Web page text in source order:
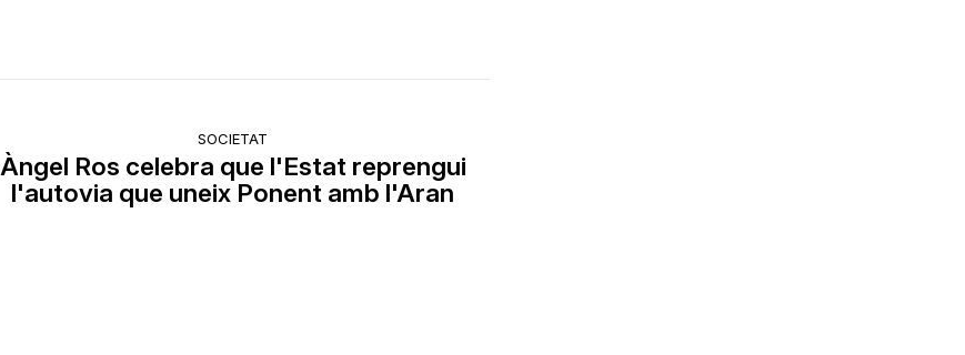
SOCIETAT
Àngel Ros celebra que l'Estat reprengui
l'autovia que uneix Ponent amb l'Aran